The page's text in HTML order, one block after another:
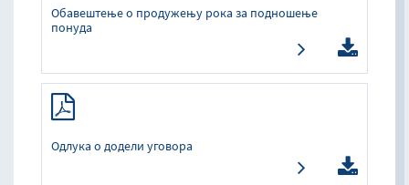
Обавештење о продужењу рока за подношење
понуда
Одлука о додели уговора